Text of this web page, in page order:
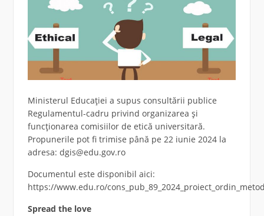
Ministerul Educației a supus consultării publice
Regulamentul-cadru privind organizarea și
funcționarea comisiilor de etică universitară.
Propunerile pot fi trimise până pe 22 iunie 2024 la
adresa: dgis@edu.gov.ro
Documentul este disponibil aici:
https://www.edu.ro/
Spread the love